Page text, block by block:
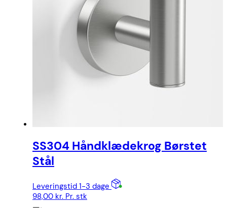
SS304 Håndklædekrog Børstet
Stål
Leveringstid 1-3 dage
98,00 kr. Pr. stk